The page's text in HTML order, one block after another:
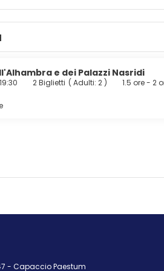
e dei Palazzi Nasridi
19:30 2 Biglietti ( Adulti: 2 )
1.5 ore - 2
- Capaccio Paestum